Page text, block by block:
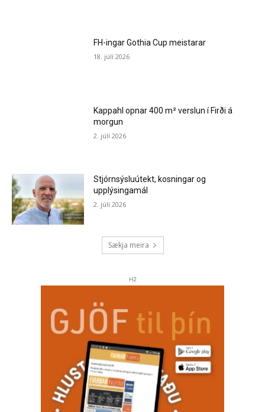
FH-ingar Gothia Cup meistarar
18. júlí 2026
Kappahl opnar 400 m² verslun í Firði á
morgun
2. júlí 2026
Stjórnsýsluútekt, kosningar og
upplýsingamál
2. júlí 2026
Sækja meira
H2